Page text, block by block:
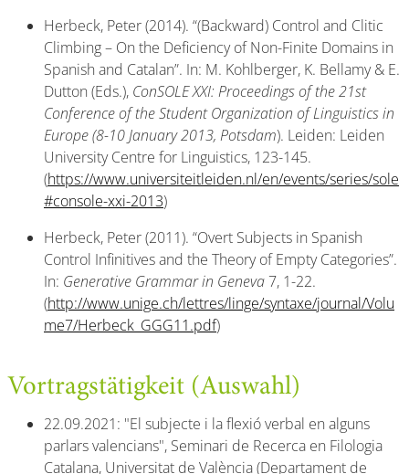
Herbeck, Peter (2014). “(Backward) Control and Clitic
Climbing – On the Deficiency of Non-Finite Domains in
Spanish and Catalan”. In: M. Kohlberger, K. Bellamy & E.
Dutton (Eds.), ConSOLE XXI: Proceedings of the 21st
Conference of the Student Organization of Linguistics in
Europe (8-10 January 2013, Potsdam). Leiden: Leiden
University Centre for Linguistics, 123-145.
(https://www.universiteitleiden.nl/en/events/series/sole
#console-xxi-2013)
Herbeck, Peter (2011). “Overt Subjects in Spanish
Control Infinitives and the Theory of Empty Categories”.
In: Generative Grammar in Geneva7, 1-22.
(http://www.unige.ch/lettres/linge/syntaxe/journal/Volu
me7/Herbeck_GGG11.pdf)
Vortragstätigkeit (Auswahl)
22.09.2021: "El subjecte i la flexió verbal en alguns
parlars valencians", Seminari de Recerca en Filologia
Catalana, Universitat de València (Departament de